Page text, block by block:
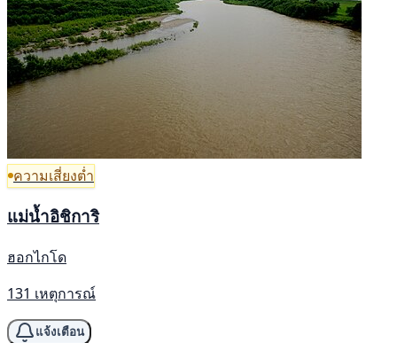
ความเสี่ยงต่ำ
แม่น้ำอิชิการิ
ฮอกไกโด
131 เหตุการณ์
แจ้งเตือน